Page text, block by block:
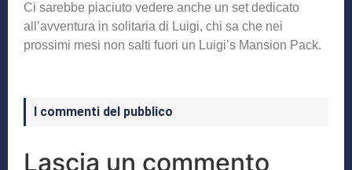
Ci sarebbe piaciuto vedere anche un set dedicato
all’avventura in solitaria di Luigi, chi sa che nei
prossimi mesi non salti fuori un Luigi’s Mansion Pack.
I commenti del pubblico
Lascia un commento